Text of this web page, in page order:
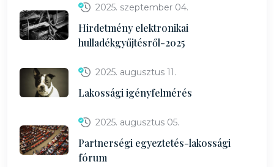
2025. szeptember 04.
Hirdetmény elektronikai
hulladékgyűjtésről-2025
2025. augusztus 11.
Lakossági igényfelmérés
2025. augusztus 05.
Partnerségi egyeztetés-lakossági
fórum